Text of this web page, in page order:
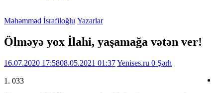
Məhəmməd İsrafiloğlu Yazarlar
Ölməyə yox İlahi, yaşamağa vətən ver!
16.07.2020 17:5808.05.2021 01:37Yenises.ru 0 Şərh
1. 033